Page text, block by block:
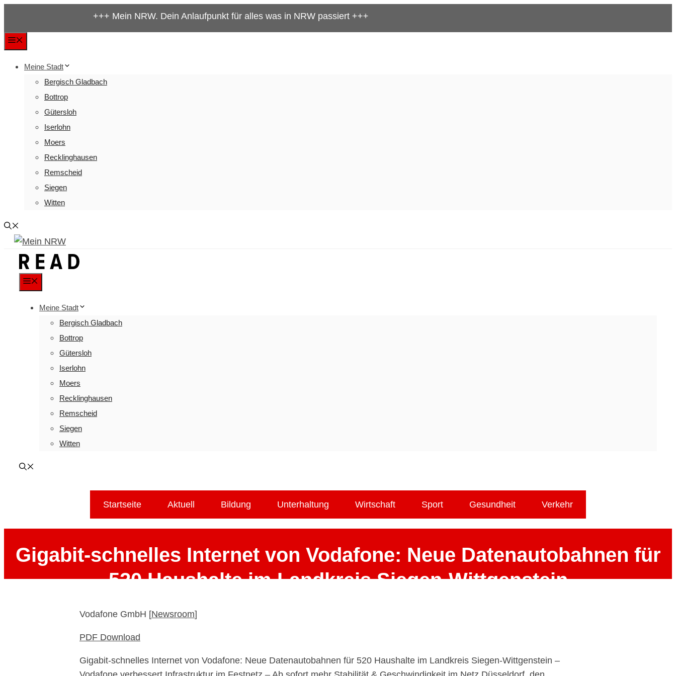
springen
+++ Mein NRW. Dein Anlaufpunkt für alles was in NRW passiert +++
Meine Stadt
Bergisch Gladbach
Bottrop
Gütersloh
Iserlohn
Moers
Recklinghausen
Remscheid
Siegen
Witten
Meine Stadt
Bergisch Gladbach
Bottrop
Gütersloh
Iserlohn
Moers
Recklinghausen
Remscheid
Siegen
Witten
Startseite Aktuell Bildung Unterhaltung Wirtschaft Sport Gesundheit Verkehr
Gigabit-schnelles Internet von Vodafone: Neue Datenautobahnen für
520 Haushalte im Landkreis Siegen-Wittgenstein
Vodafone GmbH [Newsroom]
PDF Download
Gigabit-schnelles Internet von Vodafone: Neue Datenautobahnen für 520 Haushalte im Landkreis Siegen-Wittgenstein –